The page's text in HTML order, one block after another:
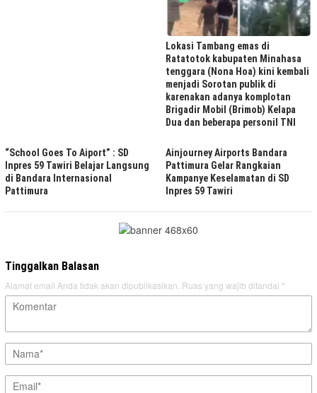
Lokasi Tambang emas di
Ratatotok kabupaten Minahasa
tenggara (Nona Hoa) kini kembali
menjadi Sorotan publik di
karenakan adanya komplotan
Brigadir Mobil (Brimob) Kelapa
Dua dan beberapa personil TNI
“School Goes To Aiport” : SD
Inpres 59 Tawiri Belajar Langsung
di Bandara Internasional
Pattimura
Ainjourney Airports Bandara
Pattimura Gelar Rangkaian
Kampanye Keselamatan di SD
Inpres 59 Tawiri
Tinggalkan Balasan
Alamat email Anda tidak akan dipublikasikan. Ruas yang wajib ditandai *